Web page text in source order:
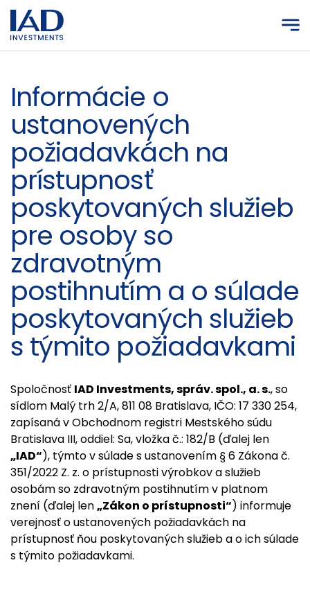
Prejsť na hlavný obsah
Informácie o
ustanovených
požiadavkách na
prístupnosť
poskytovaných služieb
pre osoby so
zdravotným
postihnutím a o súlade
poskytovaných služieb
s týmito požiadavkami
Spoločnosť IAD Investments, správ. spol., a. s., so
sídlom Malý trh 2/A, 811 08 Bratislava, IČO: 17 330 254,
zapísaná v Obchodnom registri Mestského súdu
Bratislava III, oddiel: Sa, vložka č.: 182/B (ďalej len
„IAD“), týmto v súlade s ustanovením § 6 Zákona č.
351/2022 Z. z. o prístupnosti výrobkov a služieb
osobám so zdravotným postihnutím v platnom
znení (ďalej len„Zákon o prístupnosti“) informuje
verejnosť o ustanovených požiadavkách na
prístupnosť ňou poskytovaných služieb a o ich súlade
s týmito požiadavkami.